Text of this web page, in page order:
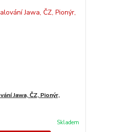
Jawa, ČZ, Pionýr,
Skladem